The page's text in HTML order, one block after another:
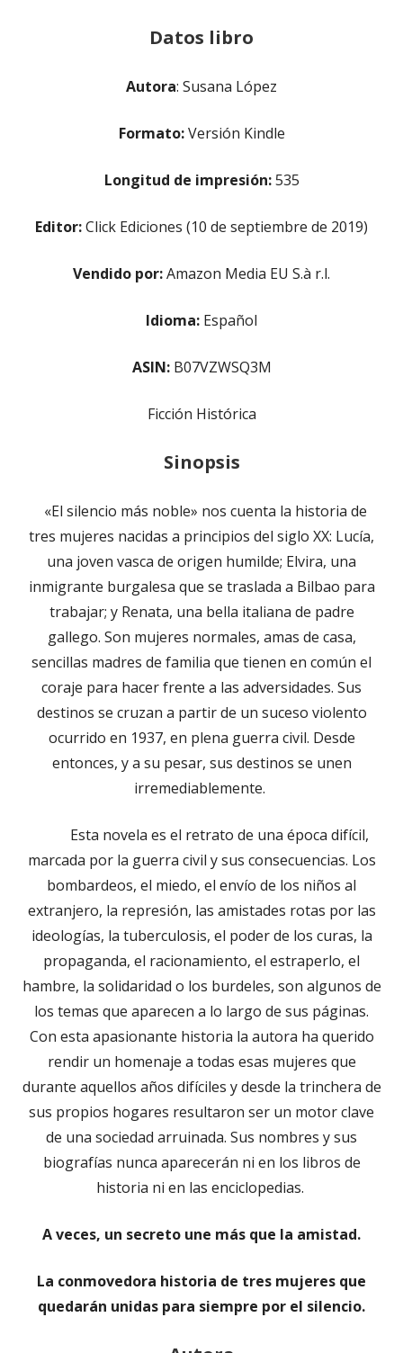
Datos libro
Autora: Susana López
Formato:Versión Kindle
Longitud de impresión:535
Editor:Click Ediciones (10 de septiembre de 2019)
Vendido por:Amazon Media EU S.à r.l.
Idioma: Español
ASIN:B07VZWSQ3M
Ficción Histórica
Sinopsis
«El silencio más noble» nos cuenta la historia de
tres mujeres nacidas a principios del siglo XX: Lucía,
una joven vasca de origen humilde; Elvira, una
inmigrante burgalesa que se traslada a Bilbao para
trabajar; y Renata, una bella italiana de padre
gallego. Son mujeres normales, amas de casa,
sencillas madres de familia que tienen en común el
coraje para hacer frente a las adversidades. Sus
destinos se cruzan a partir de un suceso violento
ocurrido en 1937, en plena guerra civil. Desde
entonces, y a su pesar, sus destinos se unen
irremediablemente.
Esta novela es el retrato de una época difícil,
marcada por la guerra civil y sus consecuencias. Los
bombardeos, el miedo, el envío de los niños al
extranjero, la represión, las amistades rotas por las
ideologías, la tuberculosis, el poder de los curas, la
propaganda, el racionamiento, el estraperlo, el
hambre, la solidaridad o los burdeles, son algunos de
los temas que aparecen a lo largo de sus páginas.
Con esta apasionante historia la autora ha querido
rendir un homenaje a todas esas mujeres que
durante aquellos años difíciles y desde la trinchera de
sus propios hogares resultaron ser un motor clave
de una sociedad arruinada. Sus nombres y sus
biografías nunca aparecerán ni en los libros de
historia ni en las enciclopedias.
A veces, un secreto une más que la amistad.
La conmovedora historia de tres mujeres que
quedarán unidas para siempre por el silencio.